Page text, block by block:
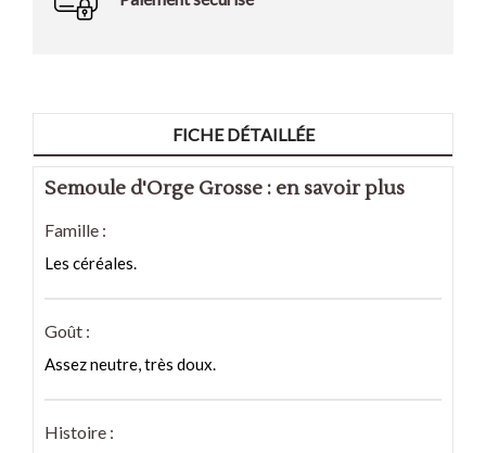
FICHE DÉTAILLÉE
Semoule d'Orge Grosse : en savoir plus
Famille :
Les céréales.
Goût :
Assez neutre, très doux.
Histoire :